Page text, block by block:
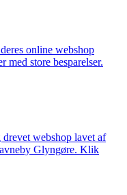
online webshop
med store besparelser.
webshop lavet af
Glyngøre. Klik